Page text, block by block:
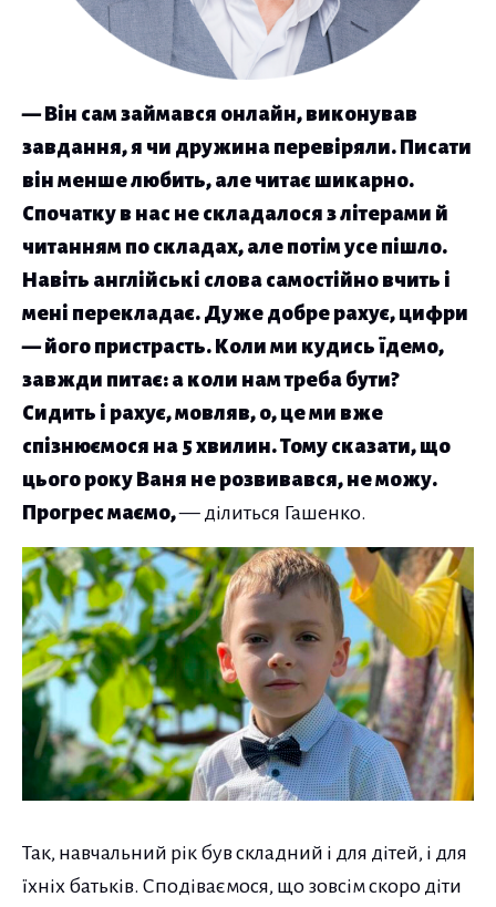
— Він сам займався онлайн, виконував
завдання, я чи дружина перевіряли. Писати
він менше любить, але читає шикарно.
Спочатку в нас не складалося з літерами й
читанням по складах, але потім усе пішло.
Навіть англійські слова самостійно вчить і
мені перекладає. Дуже добре рахує, цифри
— його пристрасть. Коли ми кудись їдемо,
завжди питає: а коли нам треба бути?
Сидить і рахує, мовляв, о, це ми вже
спізнюємося на 5 хвилин. Тому сказати, що
цього року Ваня не розвивався, не можу.
Прогрес маємо,— ділиться Гашенко.
Так, навчальний рік був складний і для дітей, і для
їхніх батьків. Сподіваємося, що зовсім скоро діти